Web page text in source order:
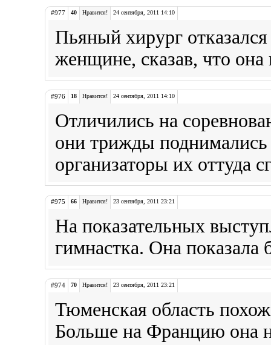
#977 40 Нравится! 24 сентября, 2011 14:10
Пьяный хирург
женщине, сказав, что она
#976 18 Нравится! 24 сентября, 2011 14:10
Отличились на
они трижды поднимались
организаторы их оттуда
#975 66 Нравится! 23 сентября, 2011 23:21
На показательных
гимнастка. Она показала
#974 70 Нравится! 23 сентября, 2011 23:21
Тюменская область
Больше на Францию она